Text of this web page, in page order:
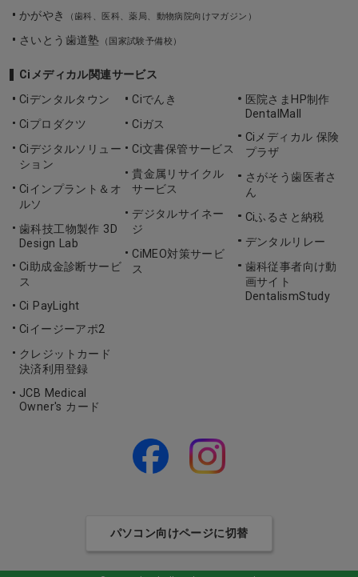
かがやき （歯科、医科、薬局、動物病院向けマガジン）
さいとう歯道塾 （国家試験予備校）
Ciメディカル関連サービス
Ciデンタルタウン
Ciプロダクツ
Ciデジタルソリュー
ション
Ciインプラント＆オ
ルソ
歯科技工物製作 3D
Design Lab
Ci助成金診断サービ
ス
Ci PayLight
Ciイージーアポ2
クレジットカード
決済利用登録
JCB Medical
Owner's カード
Ciでんき
Ciガス
Ci文書保管サービス
貴金属リサイクル
サービス
デジタルサイネー
ジ
CiMEO対策サービ
ス
医院さまHP制作
DentalMall
Ciメディカル 保険
プラザ
さがそう歯医者さ
ん
Ciふるさと納税
デンタルリレー
歯科従事者向け動
画サイト
DentalismStudy
パソコン向けページに切替